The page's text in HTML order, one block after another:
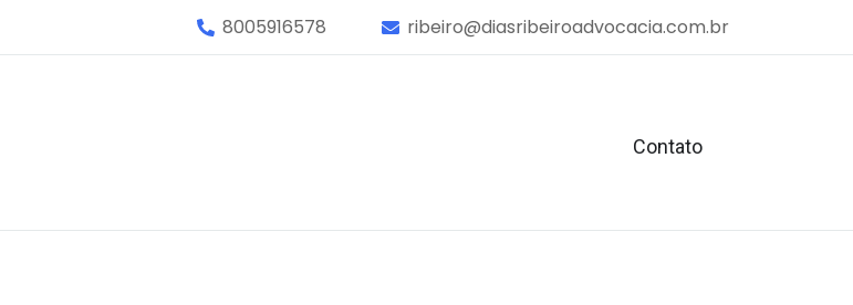
8005916578 ribeiro@diasribeiroadvocacia.com.br
Contato